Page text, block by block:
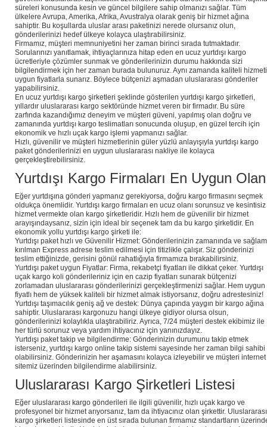
süreleri konusunda kesin ve güncel bilgilere sahip olmanızı sağlar. Tüm
ülkelere Avrupa, Amerika, Afrika, Avustralya olarak geniş bir hizmet ağına
sahiptir. Bu koşullarda uluslar arası paketinizi nerede olursanız olun,
gönderilerinizi hedef ülkeye kolayca ulaştırabilirsiniz.
Firmamız, müşteri memnuniyetini her zaman birinci sırada tutmaktadır.
Sorularınızı yanıtlamak, ihtiyaçlarınıza hitap eden en ucuz yurtdışı kargo
ücretleriyle çözümler sunmak ve gönderilerinizin durumu hakkında sizi
bilgilendirmek için her zaman burada bulunuruz. Aynı zamanda kaliteli hizmeti
uygun fiyatlarla sunarız. Böylece bütçenizi aşmadan uluslararası gönderiler
yapabilirsiniz.
En ucuz yurtdışı kargo şirketleri şeklinde gösterilen yurtdışı kargo şirketleri,
yıllardır uluslararası kargo sektöründe hizmet veren bir firmadır. Bu süre
zarfında kazandığımız deneyim ve müşteri güveni, yapılmış olan doğru ve
zamanında yurtdışı kargo teslimatları sonucunda oluşup, en güzel tercih için
ekonomik ve hızlı uçak kargo işlemi yapmanızı sağlar.
Hızlı, güvenilir ve müşteri hizmetlerinin güler yüzlü anlayışıyla yurtdışı kargo
paket gönderilerinizi en uygun uluslararası nakliye ile kolayca
gerçekleştirebilirsiniz.
Yurtdışı Kargo Firmaları En Uygun
Eğer yurtdışına gönderi yapmanız gerekiyorsa, doğru kargo firmasını seçmek
oldukça önemlidir. Yurtdışı kargo firmaları en ucuz olanı sorunsuz ve kesintisiz
hizmet vermekte olan kargo şirketleridir. Hızlı hem de güvenilir bir hizmet
arayışındaysanız, sizin için ideal bir seçenek tam da bu kargo şirketidir. En
ekonomik yollu yurtdışı kargo şirketi ile:
Yurtdışı paket hızlı ve Güvenilir Hizmet: Gönderilerinizin zamanında ve sağlam
kırılman Express adrese teslim edilmesi için titizlikle çalışır. Siz gönderinizi
teslim ettiğinizde, gerisini gönül rahatlığıyla firmamıza bırakabilirsiniz.
Yurtdışı paket uygun Fiyatlar: Firma, rekabetçi fiyatları ile dikkat çeker. Yurtdışı
uçak kargo koli gönderileriniz için en cazip fiyatları sunarak bütçenizi
zorlamadan uluslararası gönderilerinizi gerçekleştirmenizi sağlar. Hem uygun
fiyatlı hem de yüksek kaliteli bir hizmet almak istiyorsanız, doğru adrestesiniz!
Yurtdışı taşımacılık geniş ağ ve destek: Dünya çapında yaygın bir kargo ağına
sahiptir. Uluslararası kargonuzu hangi ülkeye gidiyor olursa olsun,
gönderilerinizi kolaylıkla ulaştırabiliriz. Ayrıca, 7/24 müşteri destek ekibimiz ile
her türlü sorunuz veya yardım ihtiyacınız için yanınızdayız.
Yurtdışı paket takip ve bilgilendirme: Gönderinizin durumunu takip etmek
isterseniz, yurtdışı kargo online takip sistemi sayesinde her zaman bilgi sahibi
olabilirsiniz. Gönderinizin her aşamasını kolayca izleyebilir ve müşteri internet
sitemiz üzerinden bilgilendirme alabilirsiniz.
Uluslararası Kargo Şirketleri Listesi
Eğer uluslararası kargo gönderileri ile ilgili güvenilir, hızlı uçak kargo ve
profesyonel bir hizmet arıyorsanız, tam da ihtiyacınız olan şirkettir. Uluslararası
kargo şirketleri listesinde en üst sırada bulunan firmamız standartların